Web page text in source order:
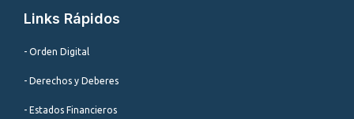
Links Rápidos
- Orden Digital
- Derechos y Deberes
- Estados Financieros